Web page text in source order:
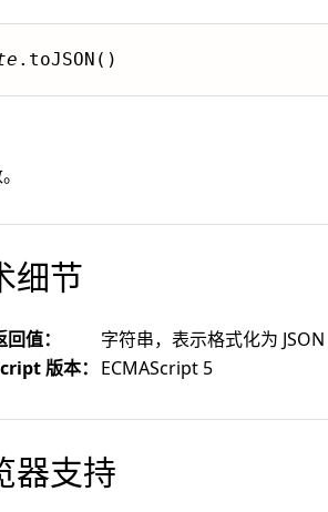
.toJSON()
细节
回值：
字符串，表示格式化为
版本： ECMAScript 5
器支持